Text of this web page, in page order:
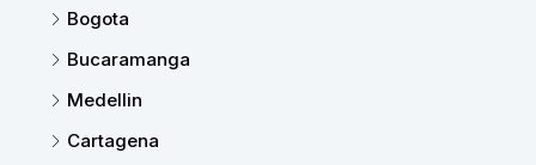
Bogota
Bucaramanga
Medellin
Cartagena